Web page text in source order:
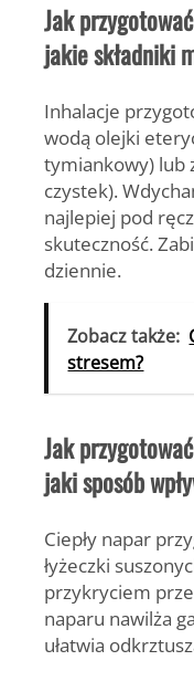
Jak
jakie składniki
Inhalacje
wodą olejki
tymiankowy) lub
czystek).
najlepiej pod
skuteczność.
dziennie.
Zobacz także:
stresem?
Jak
jaki sposób
Ciepły napar
łyżeczki
przykryciem
naparu nawilża
ułatwia